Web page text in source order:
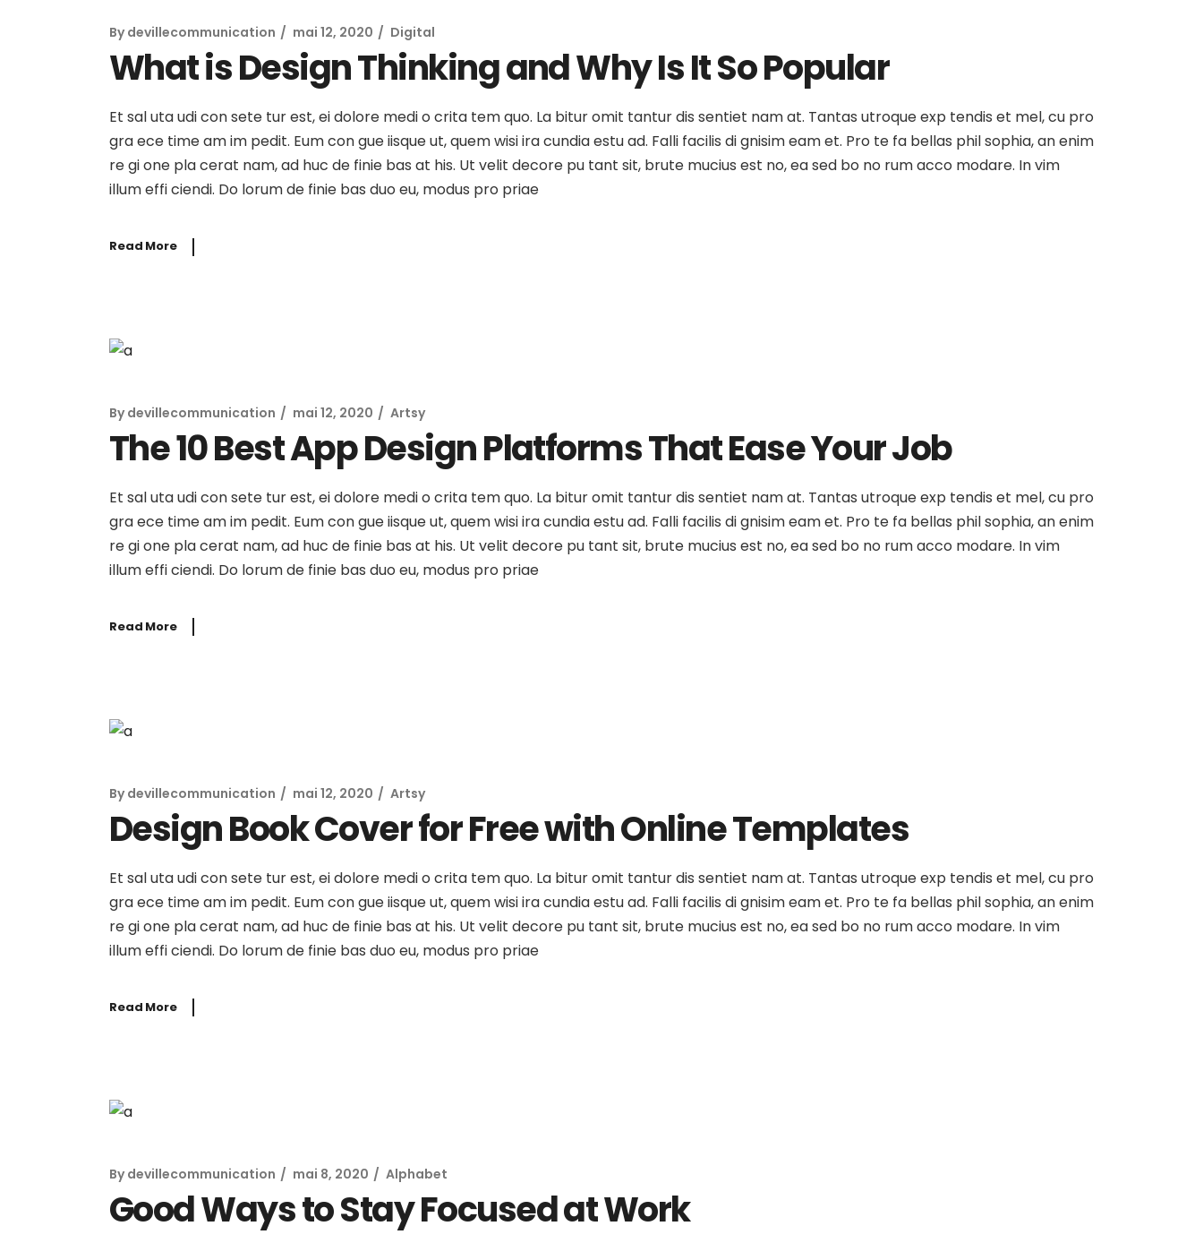
By devillecommunication mai 12, 2020 Digital
What is Design Thinking and Why Is It So Popular
Et sal uta udi con sete tur est, ei dolore medi o crita tem quo. La bitur omit tantur dis sentiet nam at. Tantas utroque exp tendis et mel, cu pro
gra ece time am im pedit. Eum con gue iisque ut, quem wisi ira cundia estu ad. Falli facilis di gnisim eam et. Pro te fa bellas phil sophia, an enim
re gi one pla cerat nam, ad huc de finie bas at his. Ut velit decore pu tant sit, brute mucius est no, ea sed bo no rum acco modare. In vim
illum effi ciendi. Do lorum de finie bas duo eu, modus pro priae
Read More
By devillecommunication mai 12, 2020 Artsy
The 10 Best App Design Platforms That Ease Your Job
Et sal uta udi con sete tur est, ei dolore medi o crita tem quo. La bitur omit tantur dis sentiet nam at. Tantas utroque exp tendis et mel, cu pro
gra ece time am im pedit. Eum con gue iisque ut, quem wisi ira cundia estu ad. Falli facilis di gnisim eam et. Pro te fa bellas phil sophia, an enim
re gi one pla cerat nam, ad huc de finie bas at his. Ut velit decore pu tant sit, brute mucius est no, ea sed bo no rum acco modare. In vim
illum effi ciendi. Do lorum de finie bas duo eu, modus pro priae
Read More
By devillecommunication mai 12, 2020 Artsy
Design Book Cover for Free with Online Templates
Et sal uta udi con sete tur est, ei dolore medi o crita tem quo. La bitur omit tantur dis sentiet nam at. Tantas utroque exp tendis et mel, cu pro
gra ece time am im pedit. Eum con gue iisque ut, quem wisi ira cundia estu ad. Falli facilis di gnisim eam et. Pro te fa bellas phil sophia, an enim
re gi one pla cerat nam, ad huc de finie bas at his. Ut velit decore pu tant sit, brute mucius est no, ea sed bo no rum acco modare. In vim
illum effi ciendi. Do lorum de finie bas duo eu, modus pro priae
Read More
By devillecommunication mai 8, 2020 Alphabet
Good Ways to Stay Focused at Work